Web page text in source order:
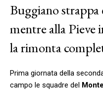
Buggiano
mentre alla Pieve
la rimonta
Prima giornata della
campo le squadre del